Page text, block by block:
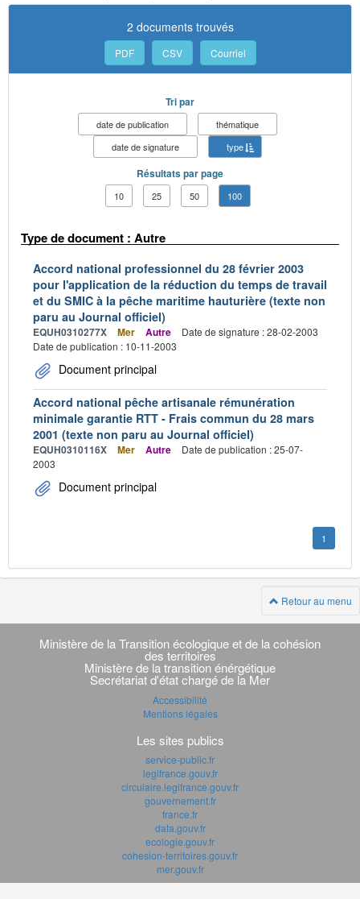
2 documents trouvés
PDF CSV Courriel
Tri par
date de publication
thématique
date de signature
type
Résultats par page
10 25 50 100
Type de document : Autre
Accord national professionnel du 28 février 2003
pour l'application de la réduction du temps de travail
et du SMIC à la pêche maritime hauturière (texte non
paru au Journal officiel)
EQUH0310277X Mer Autre
Date de signature : 28-02-2003
Date de publication : 10-11-2003
Document principal
Accord national pêche artisanale rémunération
minimale garantie RTT - Frais commun du 28 mars
2001 (texte non paru au Journal officiel)
EQUH0310116X Mer Autre
Date de publication : 25-07-
2003
Document principal
1
Retour au menu
Navigation
transverse
Ministère de la Transition écologique et de la cohésion
des territoires
Ministère de la transition énérgétique
Secrétariat d'état chargé de la Mer
Accessibilité
Mentions légales
Les sites publics
service-public.fr
legifrance.gouv.fr
circulaire.legifrance.gouv.fr
gouvernement.fr
france.fr
data.gouv.fr
ecologie.gouv.fr
cohesion-territoires.gouv.fr
mer.gouv.fr